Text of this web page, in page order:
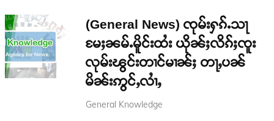
(General News) ၸုမ်းႁၵ်ႉသႃ
မႄႈၼမ်ႉမိူင်းထႆး ယိုၼ်ႈလိၵ်ႈၸူး
လုမ်းၽွင်းတၢင်မၢၼ်ႈ တႃႇပၼ်
မိၼ်းဢွင်ႇလၢႆႇ
General Knowledge